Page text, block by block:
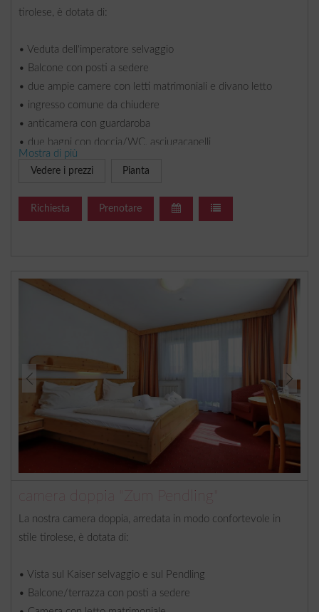
tirolese, è dotata di:
• Veduta dell'imperatore selvaggio
• Balcone con posti a sedere
• due ampie camere con letti matrimoniali e divano letto
• ingresso comune da chiudere
• anticamera con guardaroba
• due bagni con doccia/WC, asciugacapelli
• due TV satellitari, cassaforte in camera, WiFi
Inoltre la nostra casa dispone di ascensore, posti auto gratuiti,
garage a pagamento, deposito bici e sci, terrazza solarium,
Mostra di più
Vedere i prezzi Pianta
Richiesta Prenotare
camera doppia "Zum Pendling"
La nostra camera doppia, arredata in modo confortevole in
stile tirolese, è dotata di:
• Vista sul Kaiser selvaggio e sul Pendling
• Balcone/terrazza con posti a sedere